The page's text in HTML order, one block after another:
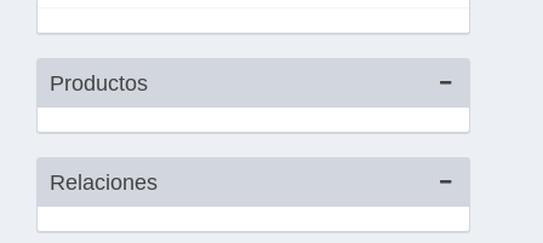
Productos
Relaciones